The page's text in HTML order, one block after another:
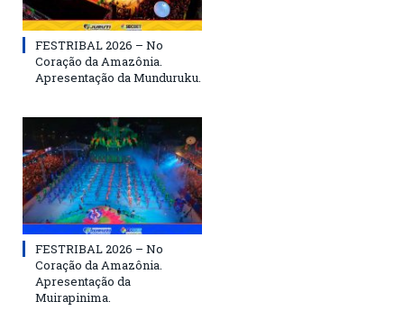
FESTRIBAL 2026 – No
Coração da Amazônia.
Apresentação da Munduruku.
FESTRIBAL 2026 – No
Coração da Amazônia.
Apresentação da
Muirapinima.